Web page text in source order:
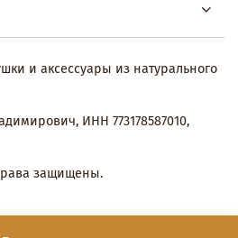
и аксессуары из натурального
ИНН 773178587010,
защищены.